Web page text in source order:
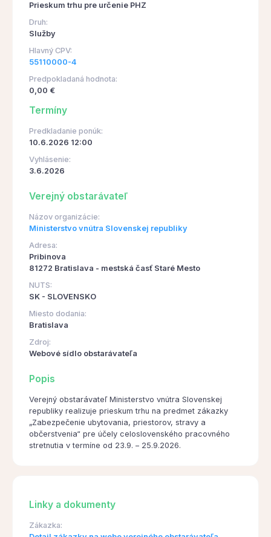
Prieskum trhu pre určenie PHZ
Druh:
Služby
Hlavný CPV:
55110000-4
Predpokladaná hodnota:
0,00 €
Termíny
Predkladanie ponúk:
10.6.2026 12:00
Vyhlásenie:
3.6.2026
Verejný obstarávateľ
Názov organizácie:
Ministerstvo vnútra Slovenskej republiky
Adresa:
Pribinova
81272 Bratislava - mestská časť Staré Mesto
NUTS:
SK - SLOVENSKO
Miesto dodania:
Bratislava
Zdroj:
Webové sídlo obstarávateľa
Popis
Verejný obstarávateľ Ministerstvo vnútra Slovenskej
republiky realizuje prieskum trhu na predmet zákazky
„Zabezpečenie ubytovania, priestorov, stravy a
občerstvenia“ pre účely celoslovenského pracovného
stretnutia v termíne od 23.9. – 25.9.2026.
Linky a dokumenty
Zákazka: